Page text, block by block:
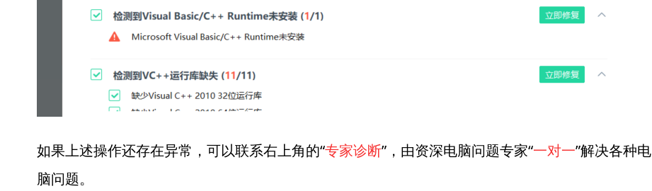
如果上述操作还存在异常，可以联系右上角的“专家诊断”，由资深电脑问题专家“一对一”解决各种电
脑问题。